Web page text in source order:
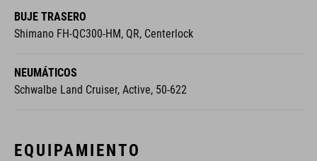
BUJE TRASERO
Shimano FH-QC300-HM, QR, Centerlock
NEUMÁTICOS
Schwalbe Land Cruiser, Active, 50-622
EQUIPAMIENTO